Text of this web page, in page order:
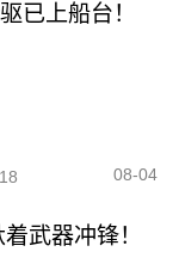
已上船台！
08-04
武器冲锋！